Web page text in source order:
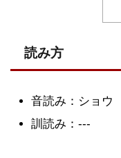
読み方
音読み：ショウ
訓読み：---